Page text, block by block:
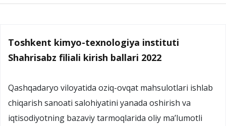
Toshkent kimyo-texnologiya instituti
Shahrisabz filiali kirish ballari 2022
Qashqadaryo viloyatida oziq-ovqat mahsulotlari ishlab
chiqarish sanoati salohiyatini yanada oshirish va
iqtisodiyotning bazaviy tarmoqlarida oliy maʼlumotli